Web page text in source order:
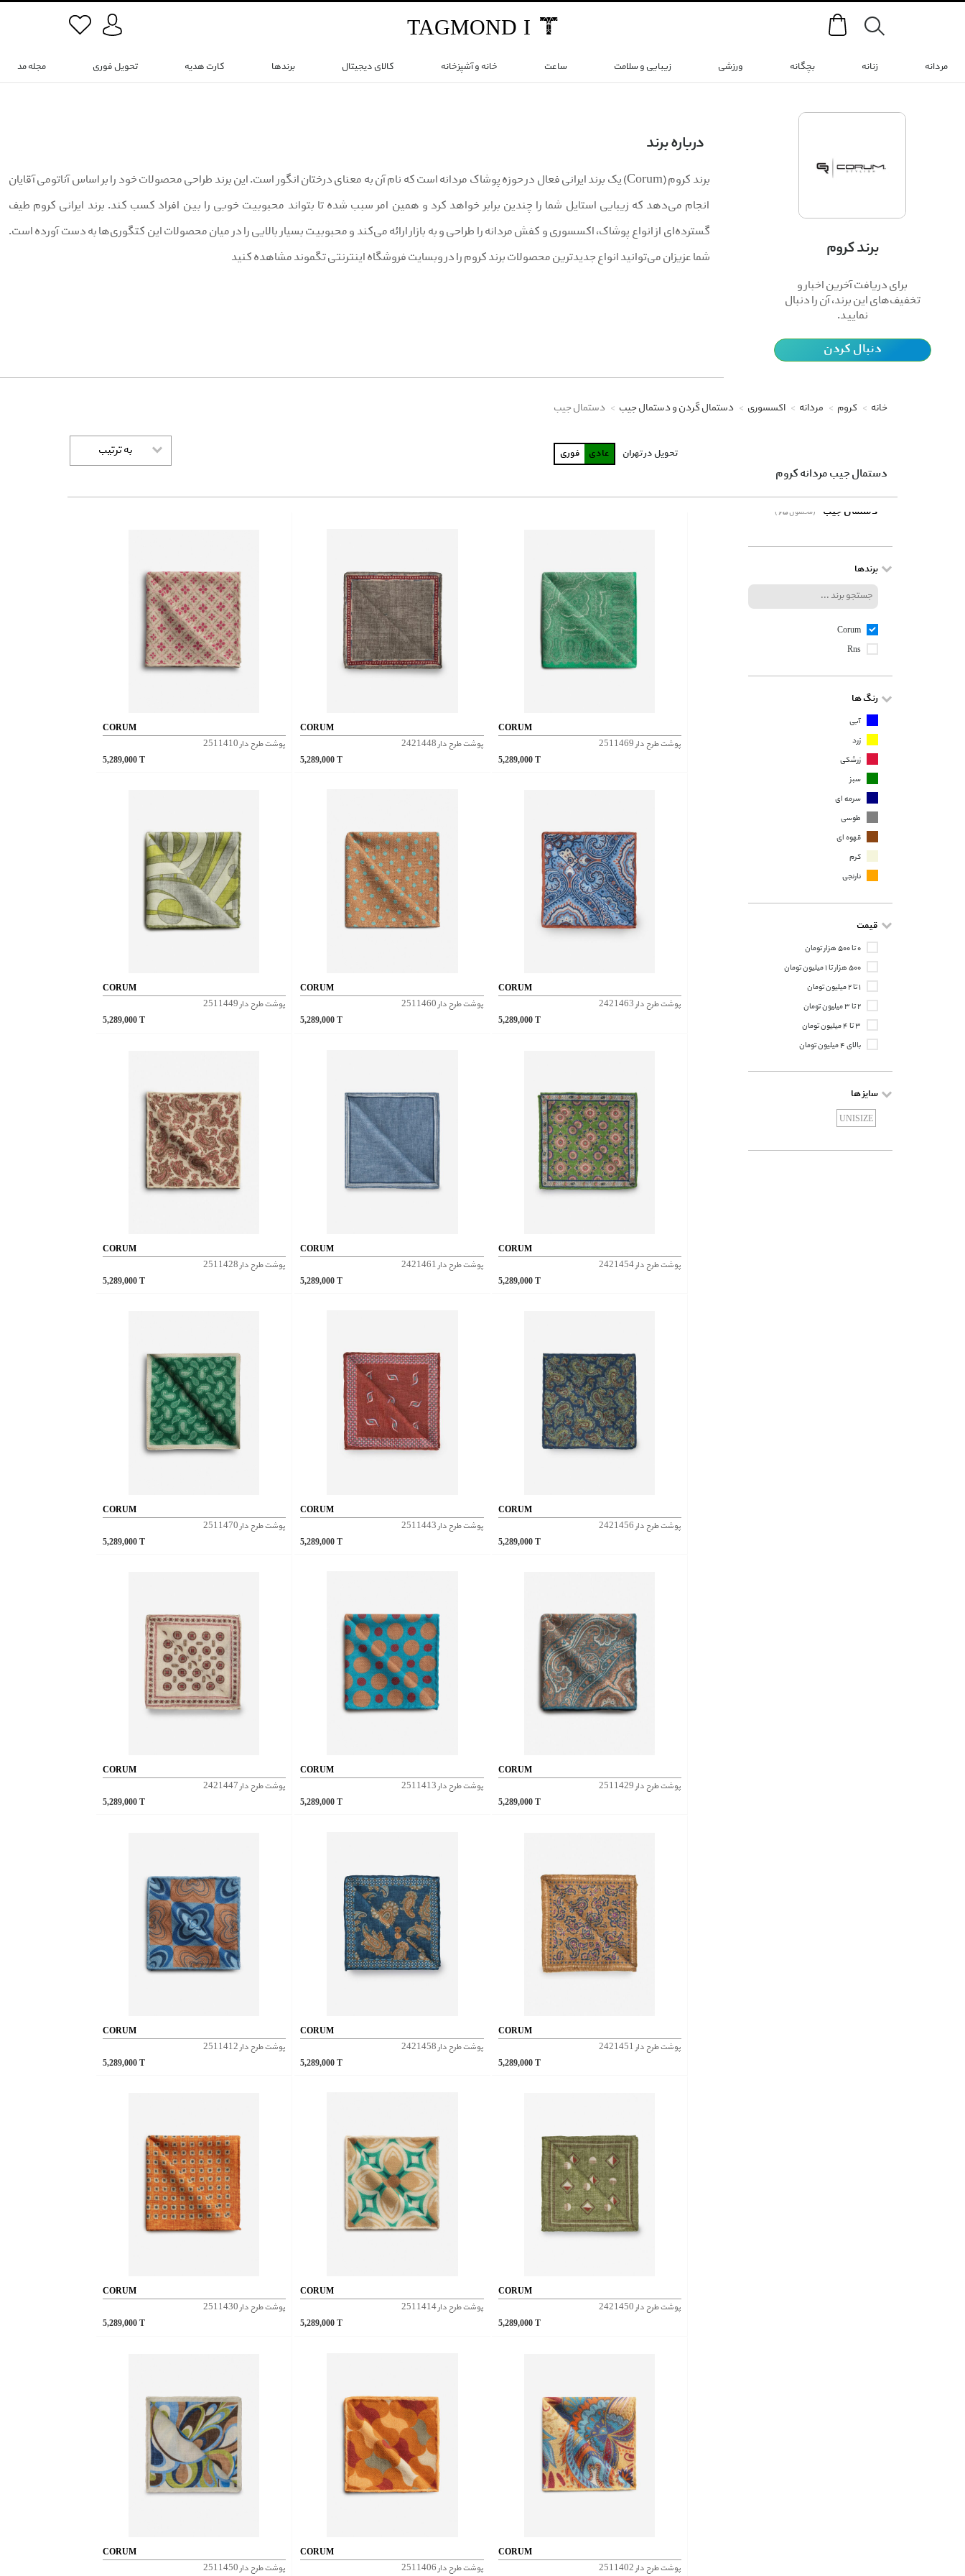
Search
TAGMOND I
مردانه زنانه بچگانه ورزشی زیبایی و سلامت ساعت خانه و آشپزخانه کالای دیجیتال برندها کارت هدیه تحویل فوری مجله مد
برند کروم
برای دریافت آخرین اخبار و
تخفیف‌های این برند، آن را دنبال
نمایید.
دنبال کردن
درباره برند
برند کروم (Corum) یک برند ایرانی فعال در حوزه پوشاک مردانه است که نام آن به معنای درختان انگور است. این برند طراحی محصولات خود را بر اساس آناتومی آقایان
انجام می‌دهد که زیبایی استایل شما را چندین برابر خواهد کرد و همین امر سبب شده تا بتواند محبوبیت خوبی را بین افراد کسب کند. برند ایرانی کروم طیف
گسترده‌ای از انواع پوشاک، اکسسوری و کفش مردانه را طراحی و به بازار ارائه می‌کند و محبوبیت بسیار بالایی را در میان محصولات این کتگوری‌ها به دست آورده است.
شما عزیزان می‌توانید انواع جدیدترین محصولات برند کروم را در وبسایت فروشگاه اینترنتی تگموند مشاهده کنید
تحویل در تهران عادی فوری به ترتیب
خانه کروم مردانه اکسسوری دستمال گردن و دستمال جیب دستمال جیب
دستمال جیب مردانه کروم
CORUM
پوشت طرح دار 2511410
5,289,000 T
CORUM
پوشت طرح دار 2421448
5,289,000T
CORUM
پوشت طرح دار 2511469
5,289,000 T
CORUM
پوشت طرح دار 2511449
5,289,000 T
CORUM
پوشت طرح دار 2511460
5,289,000T
CORUM
پوشت طرح دار 2421463
5,289,000 T
CORUM
پوشت طرح دار 2511428
5,289,000 T
CORUM
پوشت طرح دار 2421461
5,289,000T
CORUM
پوشت طرح دار 2421454
5,289,000 T
CORUM
پوشت طرح دار 2511470
5,289,000 T
CORUM
پوشت طرح دار 2511443
5,289,000T
CORUM
پوشت طرح دار 2421456
5,289,000 T
CORUM
پوشت طرح دار 2421447
5,289,000 T
CORUM
پوشت طرح دار 2511413
5,289,000T
CORUM
پوشت طرح دار 2511429
5,289,000 T
CORUM
پوشت طرح دار 2511412
5,289,000 T
CORUM
پوشت طرح دار 2421458
5,289,000T
CORUM
پوشت طرح دار 2421451
5,289,000 T
CORUM
پوشت طرح دار 2511430
5,289,000 T
CORUM
پوشت طرح دار 2511414
5,289,000T
CORUM
پوشت طرح دار 2421450
5,289,000 T
CORUM
پوشت طرح دار 2511450
CORUM
پوشت طرح دار 2511406
CORUM
پوشت طرح دار 2511402
(65 محصول) دستمال جیب
برندها
Corum
Rns
رنگ ها
آبی
زرد
زرشکی
سبز
سرمه ای
طوسی
قهوه ای
کرم
نارنجی
قیمت
۰ تا ۵۰۰ هزار تومان
۵۰۰ هزار تا ۱ میلیون تومان
۱ تا ۲ میلیون تومان
۲ تا ۳ میلیون تومان
۳ تا ۴ میلیون تومان
بالای ۴ میلیون تومان
سایز ها
UNISIZE